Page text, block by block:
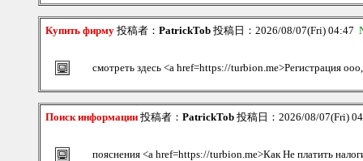
Купить фирму 投稿者： PatrickTob 投稿日：2026/08/07(Fri) 04:47
смотреть здесь <a href=https://turbion.me>Регистрация
Поиск информации 投稿者： PatrickTob 投稿日：2026/08/07(Fri)
пояснения <a href=https://turbion.me>Как Не платить